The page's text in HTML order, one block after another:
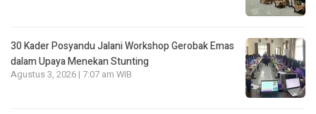
30 Kader Posyandu Jalani Workshop Gerobak Emas
dalam Upaya Menekan Stunting
Agustus 3, 2026 | 7:07 am WIB